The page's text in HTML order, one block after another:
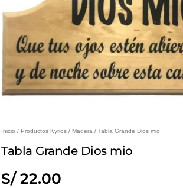
Inicio / Productos Kyrios / Madera / Tabla Grande Dios mio
Tabla Grande Dios mio
S/22.00